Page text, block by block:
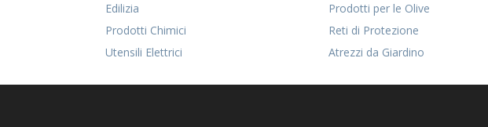
Edilizia
Prodotti Chimici
Utensili Elettrici
Prodotti per le Olive
Reti di Protezione
Atrezzi da Giardino